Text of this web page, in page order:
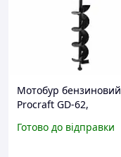
Мотобур бензиновий
Procraft GD-62,
отворів під стовпи,
Готово до відправки